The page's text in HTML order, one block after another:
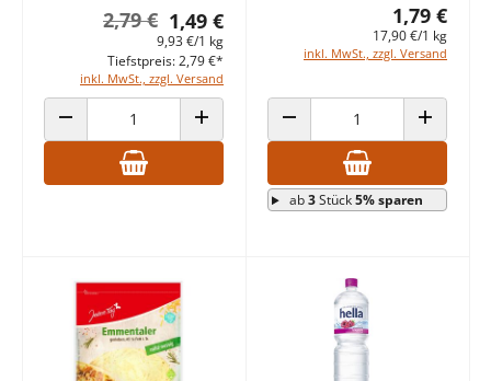
1,49 €
2,79 €
9,93 €/1 kg
inkl. MwSt., zzgl. Versand
Tiefstpreis: 2,79 €*
ANZAHL VERRINGERN ANZAHL ERHÖHEN
1,79 €
17,90 €/1 kg
inkl. MwSt., zzgl. Versand
ANZAHL VERRINGERN ANZAHL
ab3Stück5% sparen